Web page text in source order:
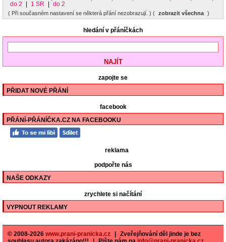
do 2
1 SR do 2
( Při současném nastavení se některá přání nezobrazují. ) ( zobrazit všechna )
hledání v přáníčkách
zapojte se
PŘIDAT NOVÉ PŘÁNÍ
facebook
PŘÁNÍ-PŘÁNÍČKA.CZ NA FACEBOOKU
reklama
podpořte nás
NAŠE ODKAZY
zrychlete si načítání
VYPNOUT REKLAMY
© 2008-2026 www.prani-pranicka.cz
Zveřejňování děl jinde je bez